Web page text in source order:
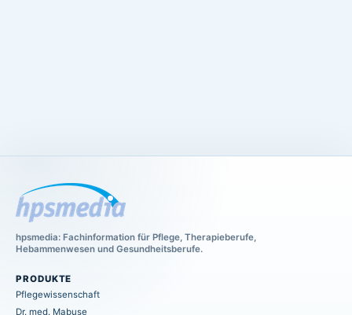
hpsmedia: Fachinformation für Pflege, Therapieberufe,
Hebammenwesen und Gesundheitsberufe.
PRODUKTE
Pflegewissenschaft
Dr. med. Mabuse